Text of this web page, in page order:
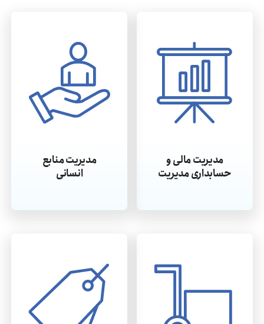
مدیریت مالی و
حسابداری مدیریت
مدیریت منابع
انسانی